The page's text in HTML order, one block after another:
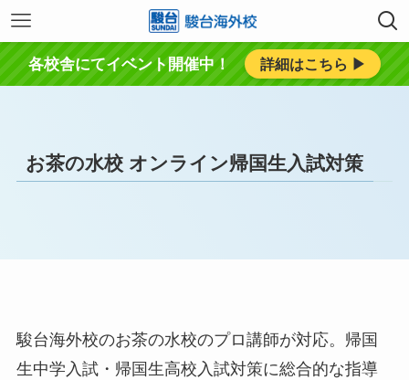
各校舎にてイベント開催中！ 詳細はこちら ▶︎
お茶の水校 オンライン帰国生入試対策
駿台海外校のお茶の水校のプロ講師が対応。帰国
生中学入試・帰国生高校入試対策に総合的な指導